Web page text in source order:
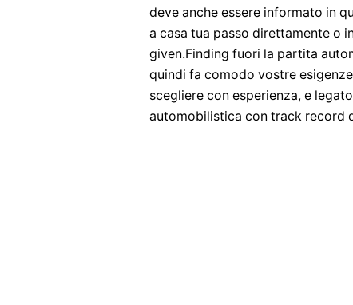
deve anche essere informato in
a casa tua passo direttamente o
given.Finding fuori la partita
quindi fa comodo vostre
scegliere con esperienza, e
automobilistica con track record